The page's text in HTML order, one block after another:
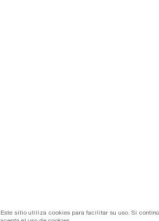
Este sitio utiliza cookies para facilitar su uso. Si